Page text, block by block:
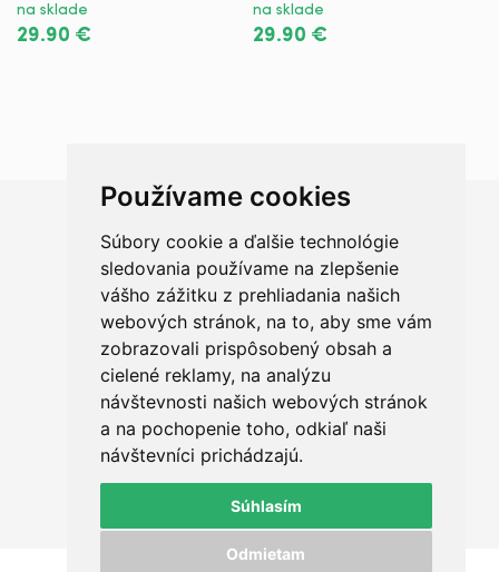
Používame cookies
Súbory cookie a ďalšie technológie
sledovania používame na zlepšenie
vášho zážitku z prehliadania našich
webových stránok, na to, aby sme vám
zobrazovali prispôsobený obsah a
cielené reklamy, na analýzu
návštevnosti našich webových stránok
a na pochopenie toho, odkiaľ naši
návštevníci prichádzajú.
Súhlasím
Odmietam
na sklade
29.90 €
na sklade
29.90 €
Chceš sa radšej porozprávať?
+421 950 420 666
ahoj@qualit.sk